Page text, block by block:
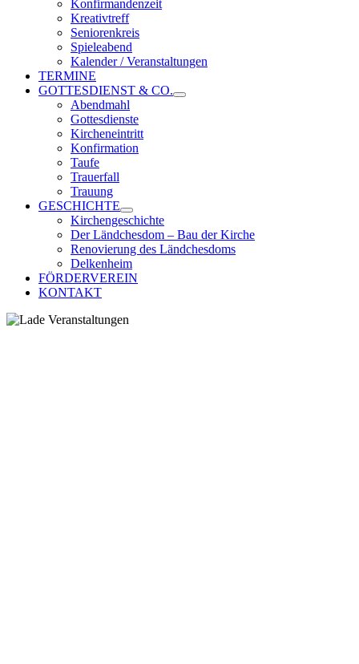
Konfirmandenzeit
Kreativtreff
Seniorenkreis
Spieleabend
Kalender / Veranstaltungen
TERMINE
GOTTESDIENST & CO.
Abendmahl
Gottesdienste
Kircheneintritt
Konfirmation
Taufe
Trauerfall
Trauung
GESCHICHTE
Kirchengeschichte
Der Ländchesdom – Bau der Kirche
Renovierung des Ländchesdoms
Delkenheim
FÖRDERVEREIN
KONTAKT